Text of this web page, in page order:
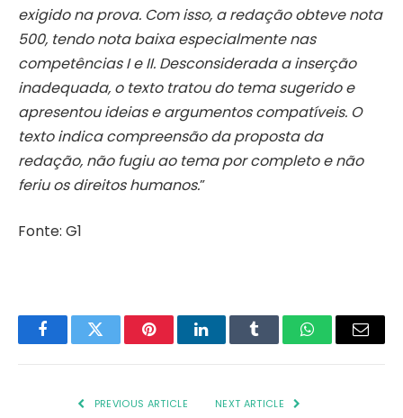
exigido na prova. Com isso, a redação obteve nota
500, tendo nota baixa especialmente nas
competências I e II. Desconsiderada a inserção
inadequada, o texto tratou do tema sugerido e
apresentou ideias e argumentos compatíveis. O
texto indica compreensão da proposta da
redação, não fugiu ao tema por completo e não
feriu os direitos humanos.”
Fonte: G1
FacebookTwitter PinterestLinkedInTumblr WhatsAppEmail
PREVIOUS ARTICLE NEXT ARTICLE